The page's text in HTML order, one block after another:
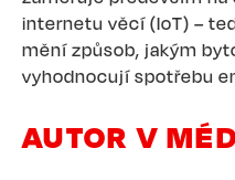
internetu věcí (IoT) –
mění způsob, jakým
vyhodnocují spotřebu
AUTOR V